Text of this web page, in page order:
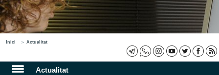
Inici Actualitat
Actualitat